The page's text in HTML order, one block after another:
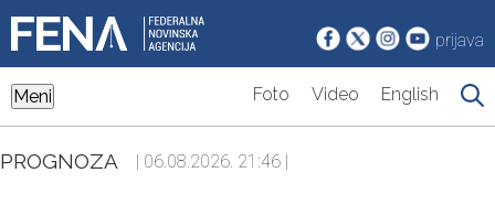
prijava
Meni Foto Video English
PROGNOZA | 06.08.2026. 21:46 |